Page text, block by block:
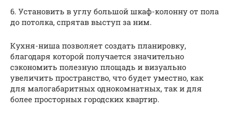
6. Установить в углу большой шкаф-колонну от пола
до потолка, спрятав выступ за ним.
Кухня-ниша позволяет создать планировку,
благодаря которой получается значительно
сэкономить полезную площадь и визуально
увеличить пространство, что будет уместно, как
для малогабаритных однокомнатных, так и для
более просторных городских квартир.